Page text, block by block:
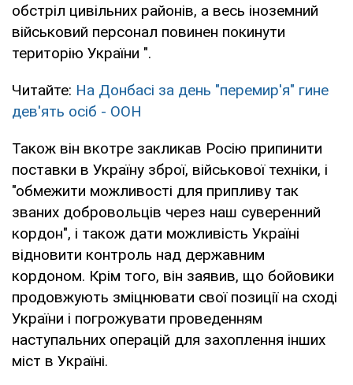
обстріл цивільних районів, а весь іноземний
військовий персонал повинен покинути
територію України ".
Читайте: На Донбасі за день "перемир'я" гине
дев'ять осіб - ООН
Також він вкотре закликав Росію припинити
поставки в Україну зброї, військової техніки, і
"обмежити можливості для припливу так
званих добровольців через наш суверенний
кордон", і також дати можливість Україні
відновити контроль над державним
кордоном. Крім того, він заявив, що бойовики
продовжують зміцнювати свої позиції на сході
України і погрожувати проведенням
наступальних операцій для захоплення інших
міст в Україні.